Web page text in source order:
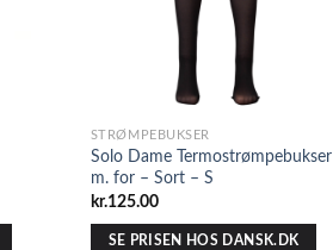
STRØMPEBUKSER
Solo Dame Termostrømpebukser
m. for – Sort – S
kr.125.00
SE PRISEN HOS DANSK.DK